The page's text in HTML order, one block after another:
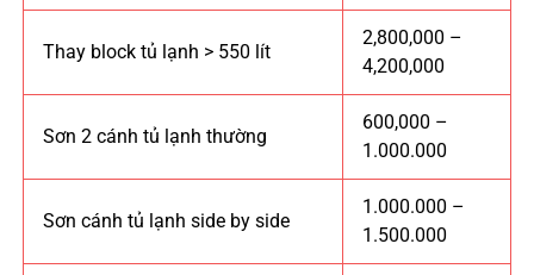
Thay block tủ lạnh > 550 lít
2,800,000 –
4,200,000
Sơn 2 cánh tủ lạnh thường
600,000 –
1.000.000
Sơn cánh tủ lạnh side by side
1.000.000 –
1.500.000